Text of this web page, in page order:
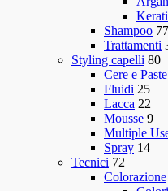
Shampoo 77
Trattamenti
Styling capelli 80
Cere e Paste
Fluidi 25
Lacca 22
Mousse 9
Multiple
Spray 14
Tecnici 72
Colorazione